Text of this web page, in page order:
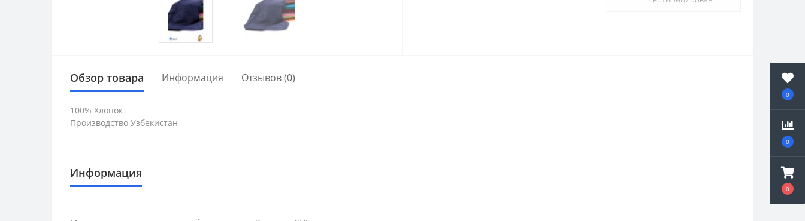
0
0
0
Обзор товара Информация Отзывов (0)
100% Хлопок
Производство Узбекистан
Информация